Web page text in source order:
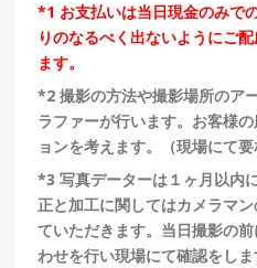
*1 お支払いは当日現金のみで
りのなるべく出ないようにご
ます。
*2撮影の方法や撮影場所のア
ラファーが行います。お客様
ョンを考えます。（現場にて要
*3写真データーは１ヶ月以内
正と加工に関してはカメラマ
ていただきます。当日撮影の
わせを行い現場にて確認をしま